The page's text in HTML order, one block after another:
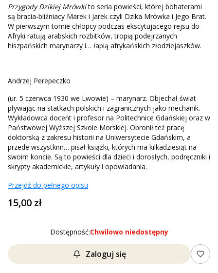
Przygody Dzikiej Mrówkito seria powieści, której bohaterami
są bracia-bliźniacy Marek i Jarek czyli Dzika Mrówka i Jego Brat.
W pierwszym tomie chłopcy podczas ekscytującego rejsu do
Afryki ratują arabskich rozbitków, tropią podejrzanych
hiszpańskich marynarzy i… łapią afrykańskich złodziejaszków.
Andrzej Perepeczko
(ur. 5 czerwca 1930 we Lwowie) – marynarz. Objechał świat
pływając na statkach polskich i zagranicznych jako mechanik.
Wykładowca docent i profesor na Politechnice Gdańskiej oraz w
Państwowej Wyższej Szkole Morskiej. Obronił też pracę
doktorską z zakresu historii na Uniwersytecie Gdańskim, a
przede wszystkim… pisał książki, których ma kilkadziesiąt na
swoim koncie. Są to powieści dla dzieci i dorosłych, podręczniki i
skrypty akademickie, artykuły i opowiadania.
Przejdź do pełnego opisu
Cena
15,00 zł
Dostępność:Chwilowo niedostępny
Zaloguj się